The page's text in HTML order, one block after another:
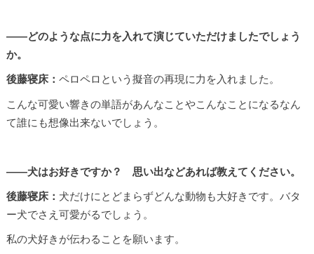
――どのような点に力を入れて演じていただけましたでしょう
か。
後藤寝床： ペロペロという擬音の再現に力を入れました。
こんな可愛い響きの単語があんなことやこんなことになるなん
て誰にも想像出来ないでしょう。
――犬はお好きですか？ 思い出などあれば教えてください。
後藤寝床： 犬だけにとどまらずどんな動物も大好きです。バタ
ー犬でさえ可愛がるでしょう。
私の犬好きが伝わることを願います。